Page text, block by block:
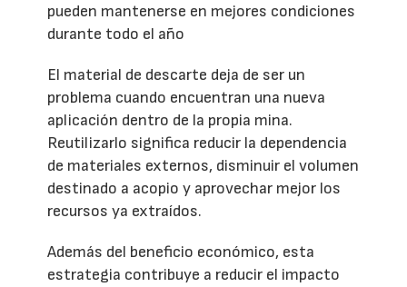
pueden mantenerse en mejores condiciones
durante todo el año
El material de descarte deja de ser un
problema cuando encuentran una nueva
aplicación dentro de la propia mina.
Reutilizarlo significa reducir la dependencia
de materiales externos, disminuir el volumen
destinado a acopio y aprovechar mejor los
recursos ya extraídos.
Además del beneficio económico, esta
estrategia contribuye a reducir el impacto